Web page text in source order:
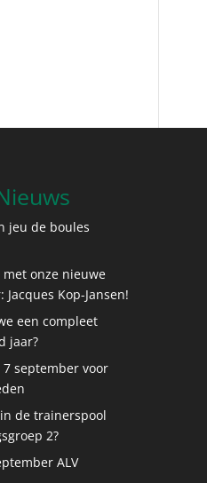
jeu de boules
met onze nieuwe
Kop-Jansen!
een compleet
jaar?
september voor
de trainerspool
2?
ALV